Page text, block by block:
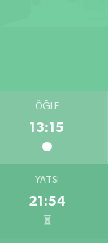
ÖĞLE
13:15
YATSI
21:54